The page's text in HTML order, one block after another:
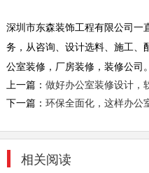
深圳市东森装饰工程有限公司一
务，从咨询、设计选料、施工、
公室装修，厂房装修，装修公司。
上一篇： 做好办公室装修设计，
下一篇： 环保全面化，这样办公
相关阅读
深圳店铺装...
2018-07-30
大办公室装
本案通过设
作，创新，
2018-06-26